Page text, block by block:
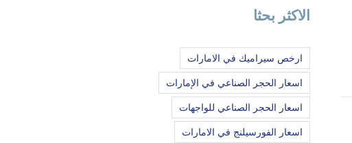
الاكثر بحثا
ارخص سيراميك في الامارات
اسعار الحجر الصناعي في الإمارات
اسعار الحجر الصناعي للواجهات
اسعار الفورسيلنج في الامارات